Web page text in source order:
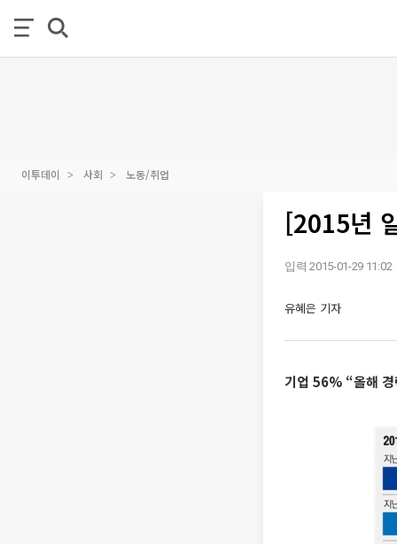
이투데이 사회 노동/취업
[2015년
입력 2015-01-29 11:02
유혜은 기자
기업 56% “올해